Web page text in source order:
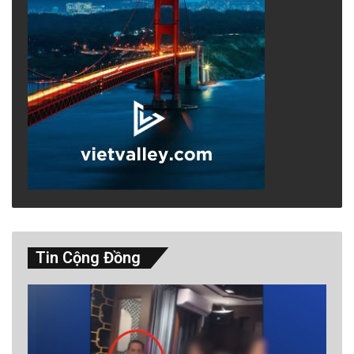
Một chuyên gia về công nghệ và xây dựng ở
Việt Nam trao đổi với RFA trong điều kiện ẩn
danh, đánh giá cao bước đi nêu trên của Bộ
Xây dựng. Theo vị chuyên gia này, khung
pháp lý mới của dự án đường sắt cao tốc Bắc
Nam đã có những nhân tố mới so với kế hoạch
năm 2024.
Tin Cộng Đồng